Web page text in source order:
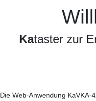
Kataster zur
Die Web-Anwendung KaVKA-